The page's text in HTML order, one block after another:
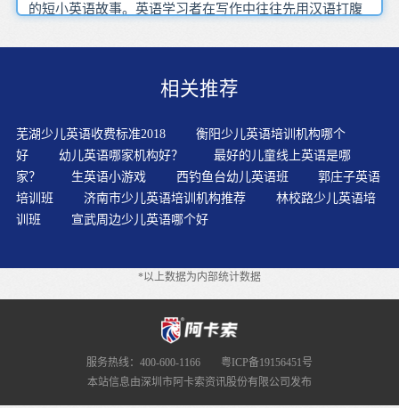
的短小英语故事。英语学习者在写作中往往先用汉语打腹
语，所以，使得英语带有明显的汉语痕迹。幼儿英语故事
语音语调要像可乐一样富于变化，时刻吸引和刺激孩子的
学,激发幼儿学习英语的兴趣,培养其初步的语感,将会事半
功倍。在美国，孩子学习的课程内容非常丰富，以英文
（语文），数学和科学（自然科学与社会科学）主体课程
为主，对于自然科学与社会文化有较全面的了解，除了传
授知识，尤其注重对孩子探索精神，学习能力与领导力的
培养与塑造。家长要在课外为孩子创造轻松愉快的学习环
积累，听新闻，看电影，阅读报纸，杂志真的都可以为我
们孩子的英语口语提高提供良好的语言基础和丰富的素
材。随着英语学习的持续升温，在英语学习者的大军中，
儿童成为又一主力军，儿童由于其生理和心理的特点，决
定其学习方法有其特殊性。全身反应法能够一下子就抓住
学生的注意力，吸引学生参加活动，让他们在轻松快乐的
相关推荐
芜湖少儿英语收费标准2018
衡阳少儿英语培训机构哪个
好
幼儿英语哪家机构好？
最好的儿童线上英语是哪
家？
生英语小游戏 西钓鱼台幼儿英语班
郭庄子英语
培训班
济南市少儿英语培训机构推荐
林校路少儿英语培
训班
宣武周边少儿英语哪个好
*以上数据为内部统计数据
服务热线：400-600-1166
粤ICP备19156451号
本站信息由深圳市阿卡索资讯股份有限公司发布